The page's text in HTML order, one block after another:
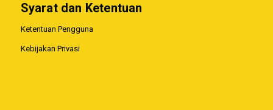
Syarat dan Ketentuan
Ketentuan Pengguna
Kebijakan Privasi